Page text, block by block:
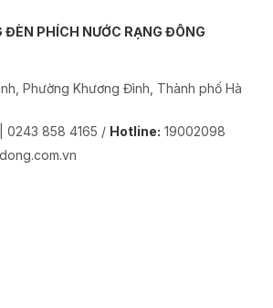
ĐÈN PHÍCH NƯỚC RẠNG ĐÔNG
Phường Khương Đình, Thành phố Hà
0243 858 4165 / Hotline: 19002098